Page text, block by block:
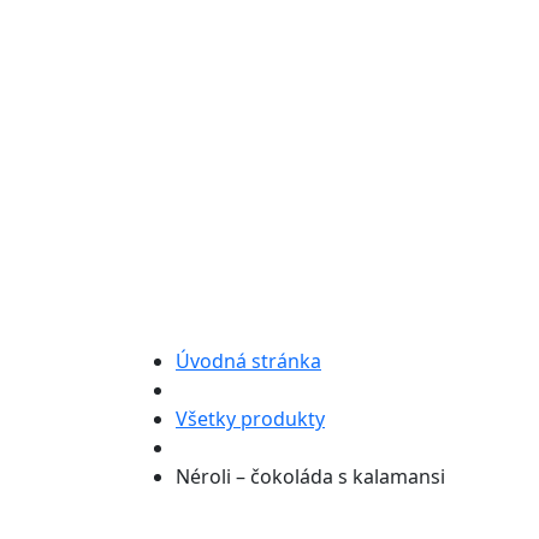
Úvodná stránka
Všetky produkty
Néroli – čokoláda s kalamansi